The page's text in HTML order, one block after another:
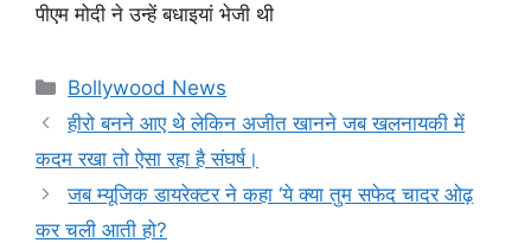
पीएम मोदी ने उन्हें बधाइयां भेजी थी
Categories
Bollywood News
हीरो बनने आए थे लेकिन अजीत खानने जब खलनायकी में
कदम रखा तो ऐसा रहा है संघर्ष।
जब म्यूजिक डायरेक्टर ने कहा ‘ये क्या तुम सफेद चादर ओढ़
कर चली आती हो?